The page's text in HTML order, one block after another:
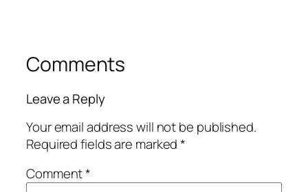
Comments
Leave a Reply
Your email address will not be published.
Required fields are marked*
Comment*